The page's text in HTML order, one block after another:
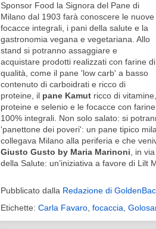
Sponsor Food la Signora del Pane di
Milano dal 1903 farà conoscere le nuove
focacce integrali, i pani della salute e la
gastronomia vegana e vegetariana. Allo
stand si potranno assaggiare e
acquistare prodotti realizzati con farine di
qualità, come il pane 'low carb' a basso
contenuto di carboidrati e ricco di
proteine, il pane Kamut ricco di vitamine,
proteine e selenio e le focacce con farine
100% integrali. Non solo salato: si
'panettone dei poveri': un pane tipico
collegava Milano alla periferia e che
Giusto Gusto by Maria Marinoni, in
della Salute: un’iniziativa a favore di Lilt
Pubblicato dalla Redazione di
Etichette: Carla Favaro, focaccia,